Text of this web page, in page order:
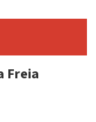
Freia